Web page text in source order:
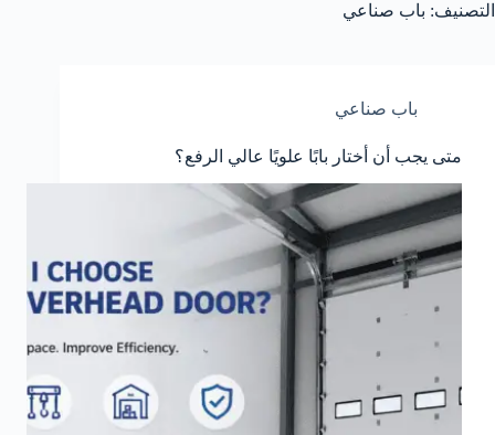
التصنيف: باب صناعي
باب صناعي
متى يجب أن أختار بابًا علويًا عالي الرفع؟